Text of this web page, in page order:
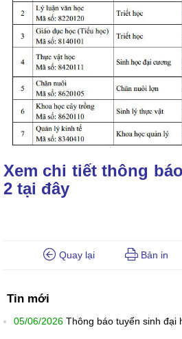
Xem chi tiết thông
2 tại đây
Quay lại Bản in
Tin mới
05/06/2026 Thông báo tuyển sinh đại